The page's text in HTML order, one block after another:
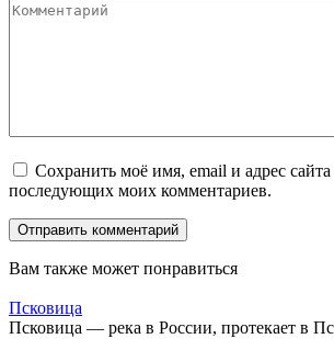
Сохранить моё имя, email и адрес сайта
последующих моих комментариев.
Вам также может понравиться
Псковица
Псковица — река в России, протекает в